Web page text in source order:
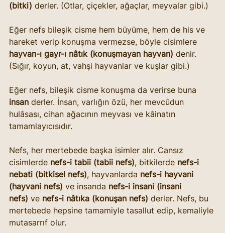
(bitki) derler. (Otlar, çiçekler, ağaçlar, meyvalar gibi.)
Eğer nefs bileşik cisme hem büyüme, hem de his ve
hareket verip konuşma vermezse, böyle cisimlere
hayvan-ı gayr-ı nâtık (konuşmayan hayvan) denir.
(Sığır, koyun, at, vahşi hayvanlar ve kuşlar gibi.)
Eğer nefs, bileşik cisme konuşma da verirse buna
insan derler. İnsan, varlığın özü, her mevcûdun
hulâsası, cihan ağacının meyvası ve kâinatın
tamamlayıcısıdır.
Nefs, her mertebede başka isimler alır. Cansız
cisimlerde nefs-i tabii (tabii nefs), bitkilerde nefs-i
nebati (bitkisel nefs), hayvanlarda nefs-i hayvani
(hayvani nefs) ve insanda nefs-i insani (insani
nefs) ve nefs-i nâtıka (konuşan nefs) derler. Nefs, bu
mertebede hepsine tamamiyle tasallut edip, kemaliyle
mutasarrıf olur.